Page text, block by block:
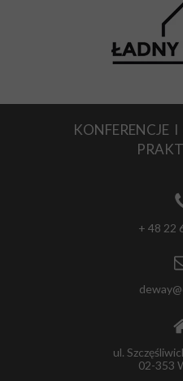
ul.
02-353
+ 48 22
KONFERENCJE